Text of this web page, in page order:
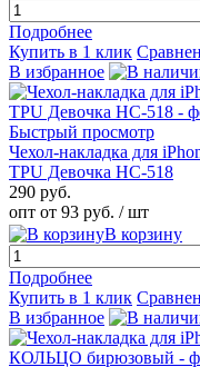
Подробнее
Купить в 1 клик
В избранное
Быстрый просмотр
Чехол-накладка для
TPU Девочка HC-518
290 руб.
опт от 93 руб. / шт
В корзину
Подробнее
Купить в 1 клик
В избранное